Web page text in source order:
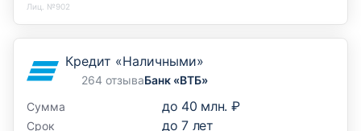
Лиц. №902
Кредит «Наличными»
264 отзываБанк «ВТБ»
Сумма
до 40 млн. ₽
Срок до7лет